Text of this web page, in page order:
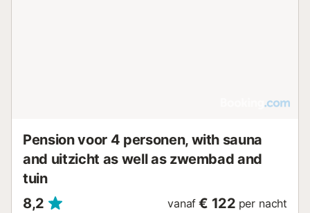
Pension voor 4 personen, with sauna
and uitzicht as well as zwembad and
tuin
8,2
vanaf € 122 per nacht